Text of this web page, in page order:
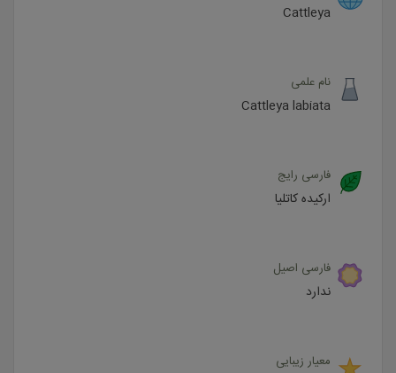
Cattleya
نام علمی
Cattleya labiata
فارسی رایج
ارکیده کاتلیا
فارسی اصیل
ندارد
معیار زیبایی